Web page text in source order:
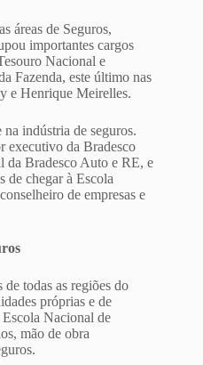
áreas de Seguros,
importantes cargos
Nacional e
Fazenda, este último nas
e Henrique Meirelles.
na indústria de seguros.
executivo da Bradesco
da Bradesco Auto e RE, e
de chegar à Escola
de empresas e
de todas as regiões do
próprias e de
Nacional de
mão de obra